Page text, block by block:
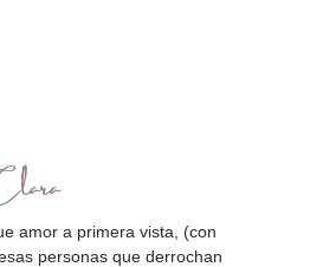
amor a primera vista, (con
personas que derrochan